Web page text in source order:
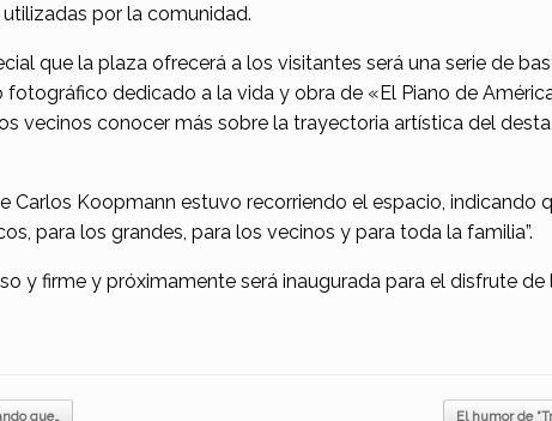
por la comunidad.
que la plaza ofrecerá a los visitantes será una serie de
fotográfico dedicado a la vida y obra de «El Piano de
vecinos conocer más sobre la trayectoria artística del
Carlos Koopmann estuvo recorriendo el espacio, indicando
para los grandes, para los vecinos y para toda la familia”.
y firme y próximamente será inaugurada para el disfrute de
que… El humor de